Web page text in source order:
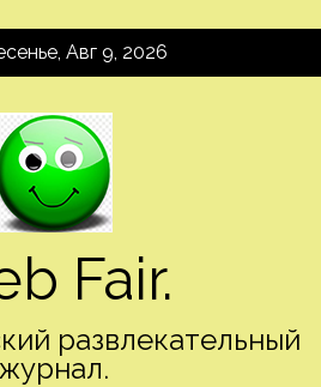
Авг 9, 2026
Fair.
развлекательный
журнал.